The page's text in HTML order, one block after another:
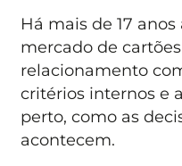
Há mais de 17
mercado de
relacionamento
critérios internos e
perto, como as
acontecem.